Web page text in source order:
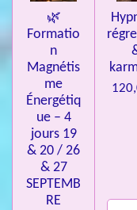
🌿
Formatio
n
Magnétis
me
Énergétiq
ue – 4
jours 19
& 20 / 26
& 27
SEPTEMB
RE